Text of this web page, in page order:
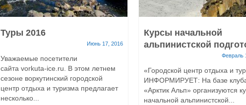
Туры 2016
Июнь 17, 2016
Уважаемые посетители
сайта vorkuta-ice.ru. В этом летнем
сезоне воркутинский городской
центр отдыха и туризма предлагает
несколько...
Курсы начальной
альпинистской
Февраль
«Городской центр отдыха и
ИНФОРМИРУЕТ: На базе
«Арктик Альп» организуются
начальной альпинистской...